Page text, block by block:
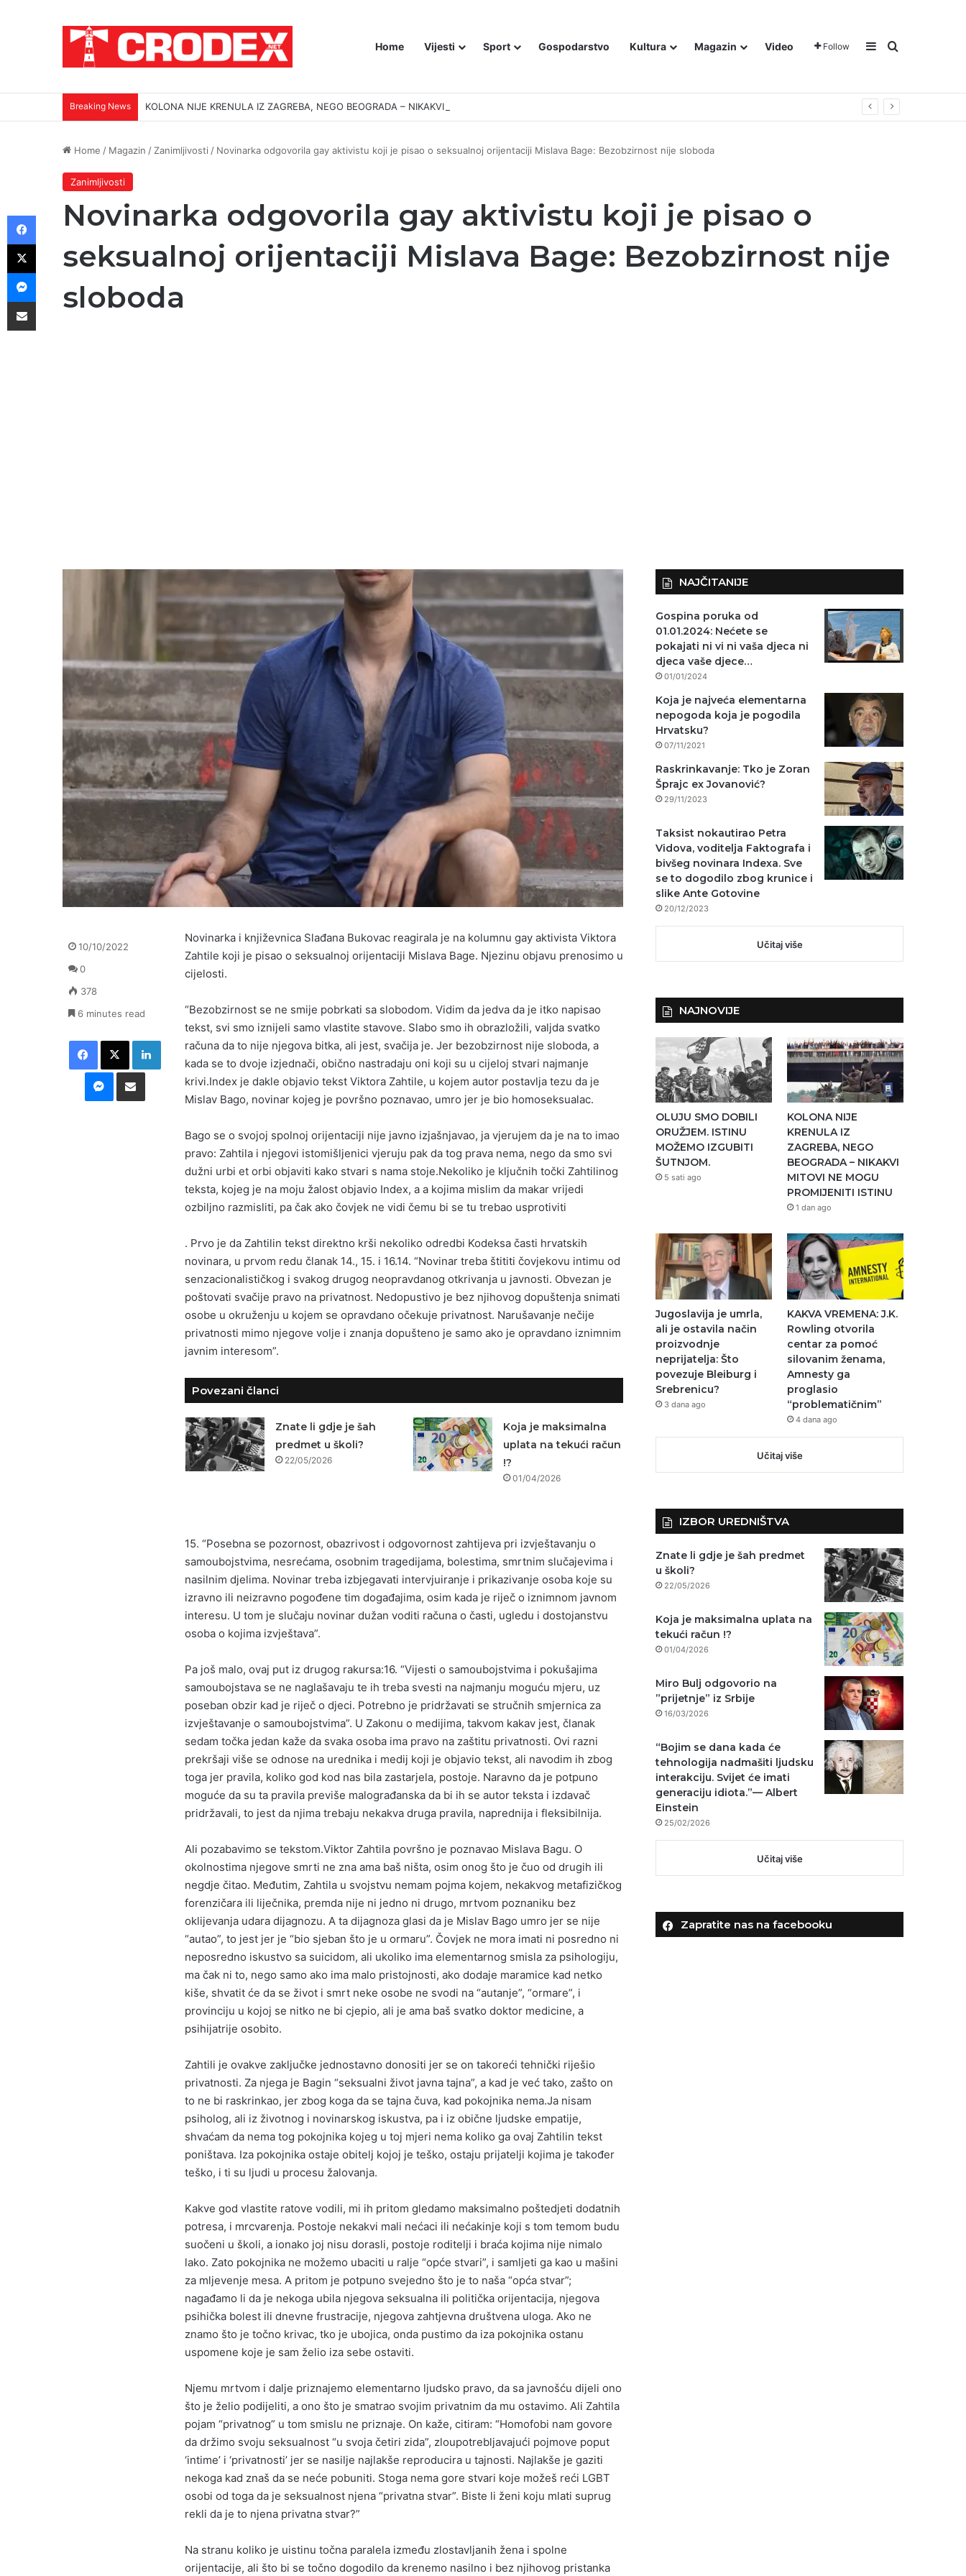
Home Vijesti Sport Gospodarstvo Kultura Magazin Video Follow Sidebar
Traži
Breaking News KOLONA NIJE KRENULA IZ ZAGREBA, NEGO BEOGRADA – NIKAKVI MITOVI NE MOGU PROMIJENITI ISTINU
Home / Magazin / Zanimljivosti / Novinarka odgovorila gay aktivistu koji je pisao o seksualnoj orijentaciji Mislava Bage: Bezobzirnost nije sloboda
Zanimljivosti
Novinarka odgovorila gay aktivistu koji je pisao o
seksualnoj orijentaciji Mislava Bage: Bezobzirnost nije
sloboda
Novinarka i književnica Slađana Bukovac reagirala je na kolumnu gay aktivista Viktora
Zahtile koji je pisao o seksualnoj orijentaciji Mislava Bage. Njezinu objavu prenosimo u
cijelosti.
“Bezobzirnost se ne smije pobrkati sa slobodom. Vidim da jedva da je itko napisao
tekst, svi smo iznijeli samo vlastite stavove. Slabo smo ih obrazložili, valjda svatko
računa da to nije njegova bitka, ali jest, svačija je. Jer bezobzirnost nije sloboda, a
kada se to dvoje izjednači, obično nastradaju oni koji su u cijeloj stvari najmanje
krivi.Index je dakle objavio tekst Viktora Zahtile, u kojem autor postavlja tezu da je
Mislav Bago, novinar kojeg je površno poznavao, umro jer je bio homoseksualac.
Bago se o svojoj spolnoj orijentaciji nije javno izjašnjavao, ja vjerujem da je na to imao
pravo: Zahtila i njegovi istomišljenici vjeruju pak da tog prava nema, nego da smo svi
dužni urbi et orbi objaviti kako stvari s nama stoje.Nekoliko je ključnih točki Zahtilinog
teksta, kojeg je na moju žalost objavio Index, a a kojima mislim da makar vrijedi
ozbiljno razmisliti, pa čak ako čovjek ne vidi čemu bi se tu trebao usprotiviti
. Prvo je da Zahtilin tekst direktno krši nekoliko odredbi Kodeksa časti hrvatskih
novinara, u prvom redu članak 14., 15. i 16.14. “Novinar treba štititi čovjekovu intimu od
senzacionalističkog i svakog drugog neopravdanog otkrivanja u javnosti. Obvezan je
poštovati svačije pravo na privatnost. Nedopustivo je bez njihovog dopuštenja snimati
osobe u okruženju u kojem se opravdano očekuje privatnost. Narušavanje nečije
privatnosti mimo njegove volje i znanja dopušteno je samo ako je opravdano iznimnim
javnim interesom”.
Povezani članci
Znate li gdje je šah
predmet u školi?
22/05/2026
Koja je maksimalna
uplata na tekući račun
!?
01/04/2026
15. “Posebna se pozornost, obazrivost i odgovornost zahtijeva pri izvještavanju o
samoubojstvima, nesrećama, osobnim tragedijama, bolestima, smrtnim slučajevima i
nasilnim djelima. Novinar treba izbjegavati intervjuiranje i prikazivanje osoba koje su
izravno ili neizravno pogođene tim događajima, osim kada je riječ o iznimnom javnom
interesu. U tom je slučaju novinar dužan voditi računa o časti, ugledu i dostojanstvu
osoba o kojima izvještava”.
Pa još malo, ovaj put iz drugog rakursa:16. “Vijesti o samoubojstvima i pokušajima
samoubojstava se ne naglašavaju te ih treba svesti na najmanju moguću mjeru, uz
poseban obzir kad je riječ o djeci. Potrebno je pridržavati se stručnih smjernica za
izvještavanje o samoubojstvima”. U Zakonu o medijima, takvom kakav jest, članak
sedam točka jedan kaže da svaka osoba ima pravo na zaštitu privatnosti. Ovi razni
prekršaji više se odnose na urednika i medij koji je objavio tekst, ali navodim ih zbog
toga jer pravila, koliko god kod nas bila zastarjela, postoje. Naravno da je potpuno
moguće da su ta pravila previše malograđanska da bi ih se autor teksta i izdavač
pridržavali, to jest da njima trebaju nekakva druga pravila, naprednija i fleksibilnija.
Ali pozabavimo se tekstom.Viktor Zahtila površno je poznavao Mislava Bagu. O
okolnostima njegove smrti ne zna ama baš ništa, osim onog što je čuo od drugih ili
negdje čitao. Međutim, Zahtila u svojstvu nemam pojma kojem, nekakvog metafizičkog
forenzičara ili liječnika, premda nije ni jedno ni drugo, mrtvom poznaniku bez
oklijevanja udara dijagnozu. A ta dijagnoza glasi da je Mislav Bago umro jer se nije
“autao”, to jest jer je “bio sjeban što je u ormaru”. Čovjek ne mora imati ni posredno ni
neposredno iskustvo sa suicidom, ali ukoliko ima elementarnog smisla za psihologiju,
ma čak ni to, nego samo ako ima malo pristojnosti, ako dodaje maramice kad netko
kiše, shvatit će da se život i smrt neke osobe ne svodi na “autanje”, “ormare”, i
provinciju u kojoj se nitko ne bi cjepio, ali je ama baš svatko doktor medicine, a
psihijatrije osobito.
Zahtili je ovakve zaključke jednostavno donositi jer se on takoreći tehnički riješio
privatnosti. Za njega je Bagin “seksualni život javna tajna”, a kad je već tako, zašto on
to ne bi raskrinkao, jer zbog koga da se tajna čuva, kad pokojnika nema.Ja nisam
psiholog, ali iz životnog i novinarskog iskustva, pa i iz obične ljudske empatije,
shvaćam da nema tog pokojnika kojeg u toj mjeri nema koliko ga ovaj Zahtilin tekst
poništava. Iza pokojnika ostaje obitelj kojoj je teško, ostaju prijatelji kojima je također
teško, i ti su ljudi u procesu žalovanja.
Kakve god vlastite ratove vodili, mi ih pritom gledamo maksimalno poštedjeti dodatnih
potresa, i mrcvarenja. Postoje nekakvi mali nećaci ili nećakinje koji s tom temom budu
suočeni u školi, a ionako joj nisu dorasli, postoje roditelji i braća kojima nije nimalo
lako. Zato pokojnika ne možemo ubaciti u ralje “opće stvari”, i samljeti ga kao u mašini
za mljevenje mesa. A pritom je potpuno svejedno što je to naša “opća stvar”;
nagađamo li da je nekoga ubila njegova seksualna ili politička orijentacija, njegova
psihička bolest ili dnevne frustracije, njegova zahtjevna društvena uloga. Ako ne
znamo što je točno krivac, tko je ubojica, onda pustimo da iza pokojnika ostanu
uspomene koje je sam želio iza sebe ostaviti.
Njemu mrtvom i dalje priznajemo elementarno ljudsko pravo, da sa javnošću dijeli ono
što je želio podijeliti, a ono što je smatrao svojim privatnim da mu ostavimo. Ali Zahtila
pojam “privatnog” u tom smislu ne priznaje. On kaže, citiram: “Homofobi nam govore
da držimo svoju seksualnost “u svoja četiri zida”, zloupotrebljavajući pojmove poput
‘intime’ i ‘privatnosti’ jer se nasilje najlakše reproducira u tajnosti. Najlakše je gaziti
nekoga kad znaš da se neće pobuniti. Stoga nema gore stvari koje možeš reći LGBT
osobi od toga da je seksualnost njena “privatna stvar”. Biste li ženi koju mlati suprug
rekli da je to njena privatna stvar?”
Na stranu koliko je uistinu točna paralela između zlostavljanih žena i spolne
orijentacije, ali što bi se točno dogodilo da krenemo nasilno i bez njihovog pristanka
10/10/2022
0
378
6 minutes read
Facebook
X LinkedIn
Messenger
Podijeli putem E-maila
NAJČITANIJE
Gospina poruka od
01.01.2024: Nećete se
pokajati ni vi ni vaša djeca ni
djeca vaše djece…
01/01/2024
Koja je najveća elementarna
nepogoda koja je pogodila
Hrvatsku?
07/11/2021
Raskrinkavanje: Tko je Zoran
Šprajc ex Jovanović?
29/11/2023
Taksist nokautirao Petra
Vidova, voditelja Faktografa i
bivšeg novinara Indexa. Sve
se to dogodilo zbog krunice i
slike Ante Gotovine
20/12/2023
Učitaj više
NAJNOVIJE
OLUJU SMO DOBILI
ORUŽJEM. ISTINU
MOŽEMO IZGUBITI
ŠUTNJOM.
5 sati ago
KOLONA NIJE
KRENULA IZ
ZAGREBA, NEGO
BEOGRADA – NIKAKVI
MITOVI NE MOGU
PROMIJENITI ISTINU
1 dan ago
Jugoslavija je umrla,
ali je ostavila način
proizvodnje
neprijatelja: Što
povezuje Bleiburg i
Srebrenicu?
3 dana ago
KAKVA VREMENA: J.K.
Rowling otvorila
centar za pomoć
silovanim ženama,
Amnesty ga
proglasio
“problematičnim”
4 dana ago
Učitaj više
IZBOR UREDNIŠTVA
Znate li gdje je šah predmet
u školi?
22/05/2026
Koja je maksimalna uplata na
tekući račun !?
01/04/2026
Miro Bulj odgovorio na
”prijetnje” iz Srbije
16/03/2026
“Bojim se dana kada će
tehnologija nadmašiti ljudsku
interakciju. Svijet će imati
generaciju idiota.”— Albert
Einstein
25/02/2026
Učitaj više
Zapratite nas na facebooku
Facebook
X
Messenger
Podijeli putem E-maila